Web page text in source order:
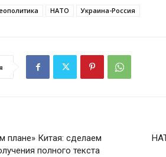
НАТО Украина-Россия
плане» Китая: сделаем
полного текста